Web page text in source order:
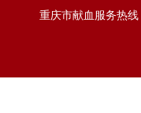
重庆市献血服务热线